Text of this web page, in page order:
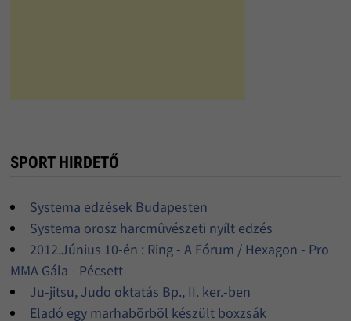
SPORT HIRDETŐ
Systema edzések Budapesten
Systema orosz harcmûvészeti nyílt edzés
2012.Június 10-én : Ring - A Fórum / Hexagon - Pro
MMA Gála - Pécsett
Ju-jitsu, Judo oktatás Bp., II. ker.-ben
Eladó egy marhabõrbõl készült boxzsák